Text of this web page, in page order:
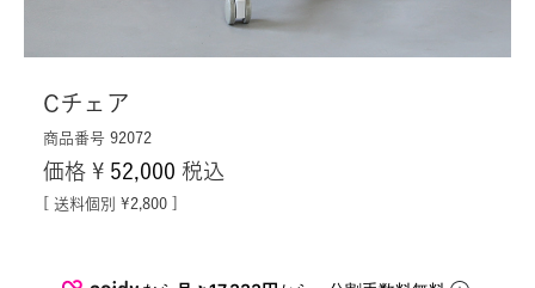
Cチェア
商品番号 92072
価格 ¥ 52,000 税込
送料個別 ¥2,800